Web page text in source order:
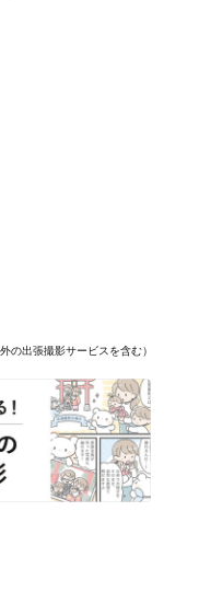
の出張撮影サービスを含む）